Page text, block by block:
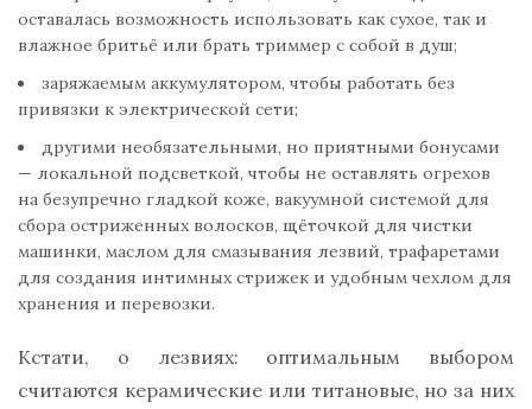
оставалась возможность использовать как сухое, так и
влажное бритьё или брать триммер с собой в душ;
заряжаемым аккумулятором, чтобы работать без
привязки к электрической сети;
другими необязательными, но приятными бонусами
— локальной подсветкой, чтобы не оставлять огрехов
на безупречно гладкой коже, вакуумной системой для
сбора остриженных волосков, щёточкой для чистки
машинки, маслом для смазывания лезвий, трафаретами
для создания интимных стрижек и удобным чехлом для
хранения и перевозки.
Кстати, о лезвиях: оптимальным выбором
считаются керамические или титановые, но за них